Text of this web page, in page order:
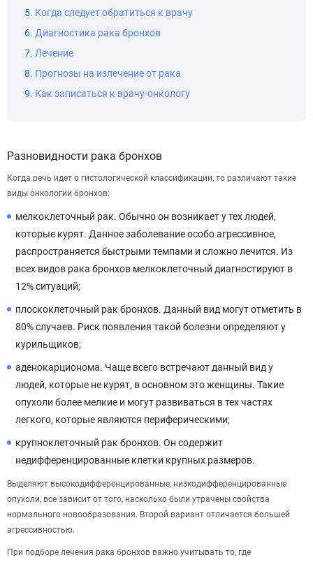
Когда следует обратиться к врачу
Диагностика рака бронхов
Лечение
Прогнозы на излечение от рака
Как записаться к врачу-онкологу
Разновидности рака бронхов
Когда речь идет о гистологической классификации, то различают такие
виды онкологии бронхов:
мелкоклеточный рак. Обычно он возникает у тех людей,
которые курят. Данное заболевание особо агрессивное,
распространяется быстрыми темпами и сложно лечится. Из
всех видов рака бронхов мелкоклеточный диагностируют в
12% ситуаций;
плоскоклеточный рак бронхов. Данный вид могут отметить в
80% случаев. Риск появления такой болезни определяют у
курильщиков;
аденокарционома. Чаще всего встречают данный вид у
людей, которые не курят, в основном это женщины. Такие
опухоли более мелкие и могут развиваться в тех частях
легкого, которые являются периферическими;
крупноклеточный рак бронхов. Он содержит
недифференцированные клетки крупных размеров.
Выделяют высокодифференцированные, низкодифференцированные
опухоли, все зависит от того, насколько были утрачены свойства
нормального новообразования. Второй вариант отличается большей
агрессивностью.
При подборе лечения рака бронхов важно учитывать то, где